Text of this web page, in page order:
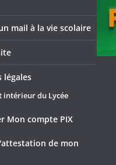
mail à la vie scolaire
légales
intérieur du Lycée
Mon compte PIX
de mon